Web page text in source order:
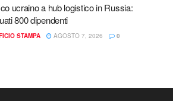
ucraino a hub logistico in Russia:
800 dipendenti
STAMPA AGOSTO 7, 2026 0